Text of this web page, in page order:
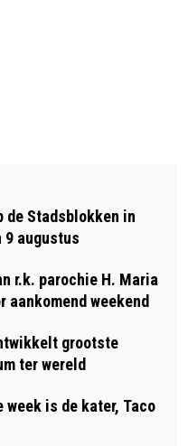
ER ÉCHT
VAN 2006
FESTIEVAL
de Stadsblokken in
9 augustus
r.k. parochie H. Maria
aankomend weekend
grootste
ter wereld
week is de kater, Taco